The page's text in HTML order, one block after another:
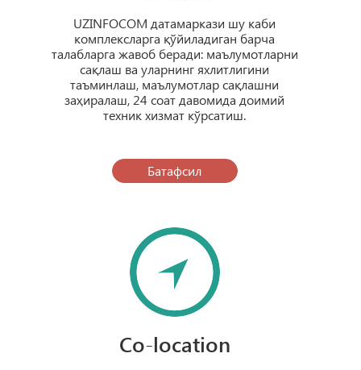
UZINFOCOM датамаркази шу каби
комплексларга қўйиладиган барча
талабларга жавоб беради: маълумотларни
сақлаш ва уларнинг яхлитлигини
таъминлаш, маълумотлар сақлашни
заҳиралаш, 24 соат давомида доимий
техник хизмат кўрсатиш.
Батафсил
Co-location